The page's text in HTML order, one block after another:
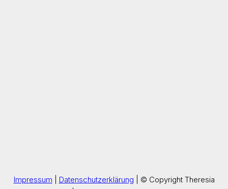
Impressum Datenschutzerklärung | © Copyright Theresia